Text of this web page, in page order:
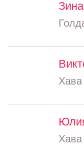
Хава
Хава